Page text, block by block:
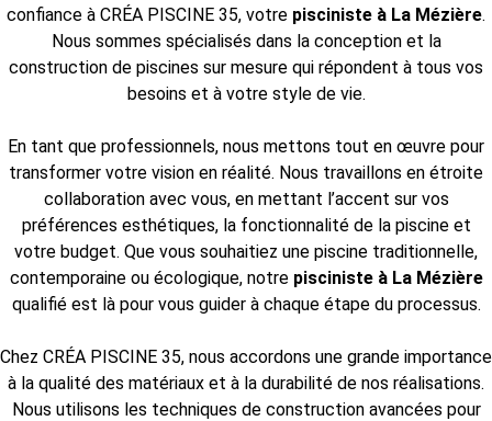
confiance à CRÉA PISCINE 35, votre pisciniste à La Mézière.
Nous sommes spécialisés dans la conception et la
construction de piscines sur mesure qui répondent à tous vos
besoins et à votre style de vie.
En tant que professionnels, nous mettons tout en œuvre pour
transformer votre vision en réalité. Nous travaillons en étroite
collaboration avec vous, en mettant l’accent sur vos
préférences esthétiques, la fonctionnalité de la piscine et
votre budget. Que vous souhaitiez une piscine traditionnelle,
contemporaine ou écologique, notre piscinisteà La Mézière
qualifié est là pour vous guider à chaque étape du processus.
Chez CRÉA PISCINE 35, nous accordons une grande importance
à la qualité des matériaux et à la durabilité de nos réalisations.
Nous utilisons les techniques de construction avancées pour